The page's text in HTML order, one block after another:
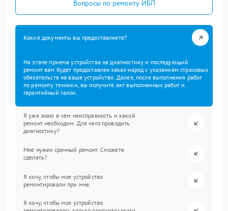
Вопросы по ремонту ИБП
Какие документы вы предоставляете?
На этапе приема устройства на диагностику и последующий
ремонт вам будет предоставлен заказ-наряд с указанием страховых
обязательств на ваше устройство. Далее, после выполнения работ
по ремонту техники, вы получите акт выполненных работ и
гарантийный талон.
Я уже знаю в чем неисправность и какой
ремонт необходим. Для чего проводить
диагностику?
Мне нужен срочный ремонт. Сможете
сделать?
Я хочу, чтобы мое устройство
ремонтировали при мне.
Я хочу, чтобы мое устройство